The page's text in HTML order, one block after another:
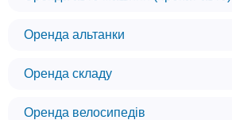
Оренда альтанки
Оренда складу
Оренда велосипедів